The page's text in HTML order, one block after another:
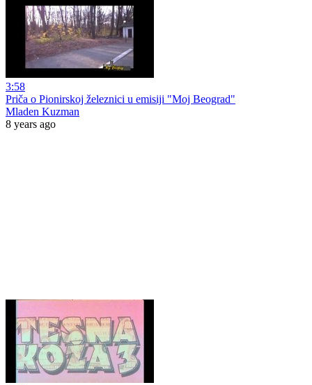
3:58
Priča o Pionirskoj železnici u emisiji "Moj Beograd"
Mladen Kuzman
8 years ago